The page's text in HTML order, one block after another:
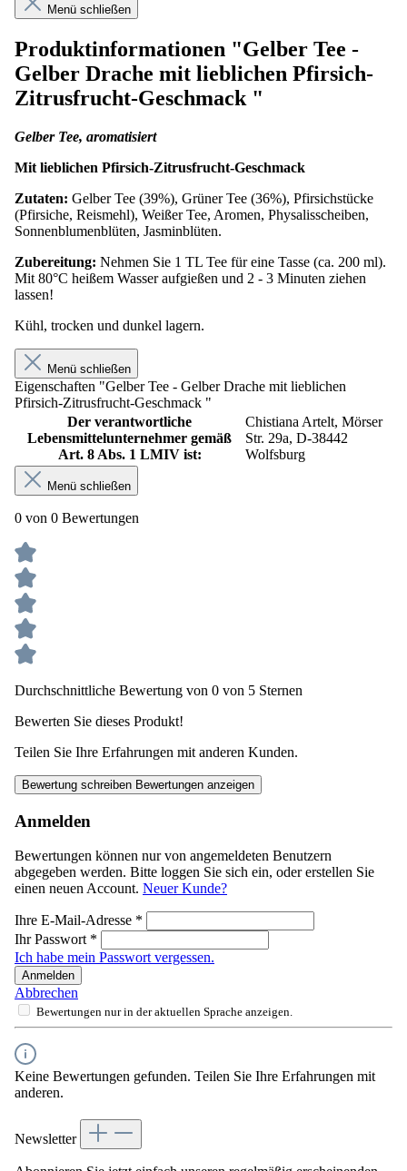
Menü schließen
Produktinformationen "Gelber Tee -
Gelber Drache mit lieblichen Pfirsich-
Zitrusfrucht-Geschmack "
Gelber Tee, aromatisiert
Mit lieblichen Pfirsich-Zitrusfrucht-Geschmack
Zutaten: Gelber Tee (39%), Grüner Tee (36%), Pfirsichstücke
(Pfirsiche, Reismehl), Weißer Tee, Aromen, Physalisscheiben,
Sonnenblumenblüten, Jasminblüten.
Zubereitung: Nehmen Sie 1 TL Tee für eine Tasse (ca. 200 ml).
Mit 80°C heißem Wasser aufgießen und 2 - 3 Minuten ziehen
lassen!
Kühl, trocken und dunkel lagern.
Menü schließen
Eigenschaften "Gelber Tee - Gelber Drache mit lieblichen
Pfirsich-Zitrusfrucht-Geschmack "
Der verantwortliche
Lebensmittelunternehmer gemäß
Art. 8 Abs. 1 LMIV ist:
Chistiana Artelt, Mörser
Str. 29a, D-38442
Wolfsburg
Menü schließen
0 von 0 Bewertungen
Durchschnittliche Bewertung von 0 von 5 Sternen
Bewerten Sie dieses Produkt!
Teilen Sie Ihre Erfahrungen mit anderen Kunden.
Bewertung schreiben Bewertungen anzeigen
Anmelden
Bewertungen können nur von angemeldeten Benutzern
abgegeben werden. Bitte loggen Sie sich ein, oder erstellen Sie
einen neuen Account. Neuer Kunde?
Ihre E-Mail-Adresse *
Ihr Passwort *
Ich habe mein Passwort vergessen.
Anmelden
Abbrechen
Bewertungen nur in der aktuellen Sprache anzeigen.
Keine Bewertungen gefunden. Teilen Sie Ihre Erfahrungen mit
anderen.
Newsletter